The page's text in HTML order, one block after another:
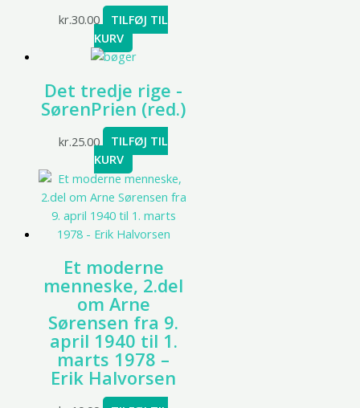
kr.30.00
TILFØJ TIL
KURV
Det tredje rige -
SørenPrien (red.)
kr.25.00
TILFØJ TIL
KURV
Et moderne
menneske, 2.del
om Arne
Sørensen fra 9.
april 1940 til 1.
marts 1978 –
Erik Halvorsen